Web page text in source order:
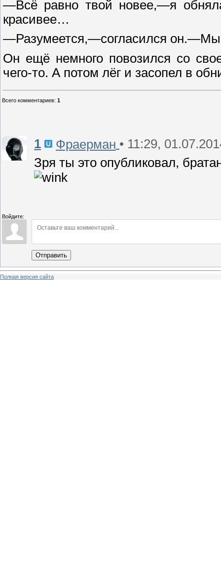
—Всё равно твой новее,—я
красивее…
—Разумеется,—согласился он.—Мы
Он ещё немного повозился со
чего-то. А потом лёг и засопел в
Всего комментариев: 1
1 Фраерман • 11:29,
Зря ты это опубликовал,
Войдите:
Отправить
Полная версия сайта